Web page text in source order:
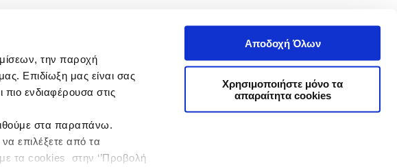
την παροχή
Επιδίωξη μας είναι σας
πιο ενδιαφέρουσα στις
στα παραπάνω.
επιλέξετε από τα
με τα cookies στην ‘’Προβολή
Αποδοχή Όλων
Χρησιμοποιήστε μόνο τα
απαραίτητα cookies